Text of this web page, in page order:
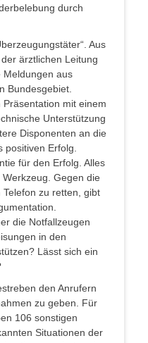
durch
Aus
ärztlichen Leitung
Meldungen aus
Bundesgebiet.
mit einem
Unterstützung
Disponenten an die
positiven Erfolg.
für den Erfolg. Alles
Gegen die
zu retten, gibt
die Notfallzeugen
in den
Lässt sich ein
den Anrufern
zu geben. Für
106 sonstigen
Situationen der